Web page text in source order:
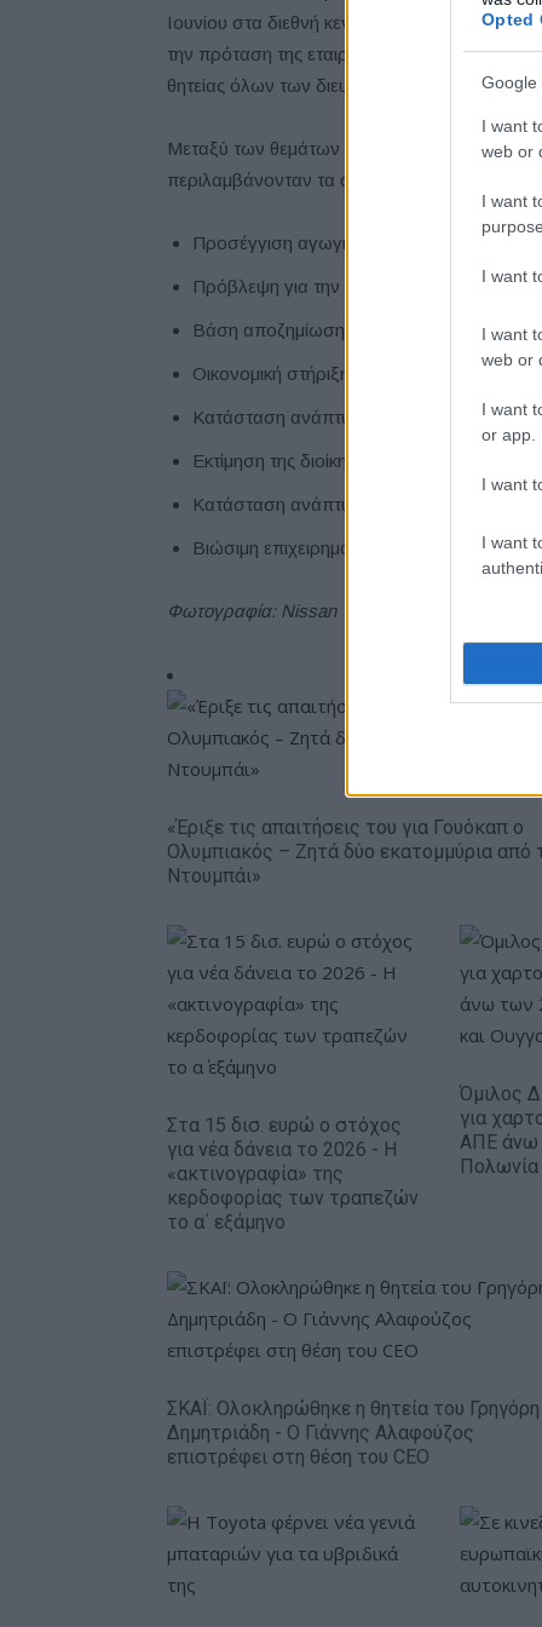
Opted
Google
I want
web or
I want
I want
I want
web or
I want
or app.
I want
I want
Ιουνίου στα διεθνή κεντρικά γραφεία της
την πρόταση της εταιρείας για διανομή
θητείας όλων των διευθυντών.
Μεταξύ των θεμάτων που συζητήθηκαν από
περιλαμβάνονταν τα ακόλουθα:
Προσέγγιση αγωγής από τον Carlos
Πρόβλεψη για την ολοκλήρωση της νέας
Βάση αποζημίωσης διευθυντή και
Οικονομική στήριξη της ιαπωνικής
Κατάσταση ανάπτυξης τεχνολογίας
Εκτίμηση της διοίκησης για αστάθεια στη
Κατάσταση ανάπτυξης ηλεκτρικών
Βιώσιμη επιχειρηματική δομή για την
Φωτογραφία: Nissan
«Έριξε τις απαιτήσεις του για Γουόκαπ ο
Ολυμπιακός – Ζητά δύο εκατομμύρια από
Ντουμπάι»
Στα 15 δισ. ευρώ ο στόχος
για νέα δάνεια το 2026 - Η
«ακτινογραφία» της
κερδοφορίας των τραπεζών
το α΄ εξάμηνο
Όμιλος
για
ΑΠΕ άνω
Πολωνία
ΣΚΑΪ: Ολοκληρώθηκε η θητεία του Γρηγόρη
Δημητριάδη - Ο Γιάννης Αλαφούζος
επιστρέφει στη θέση του CEO